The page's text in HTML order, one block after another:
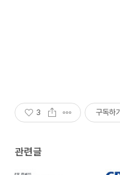
3 구독하기
관련글